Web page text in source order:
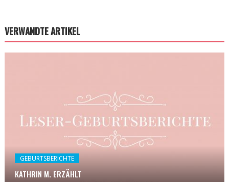
VERWANDTE ARTIKEL
GEBURTSBERICHTE
KATHRIN M. ERZÄHLT